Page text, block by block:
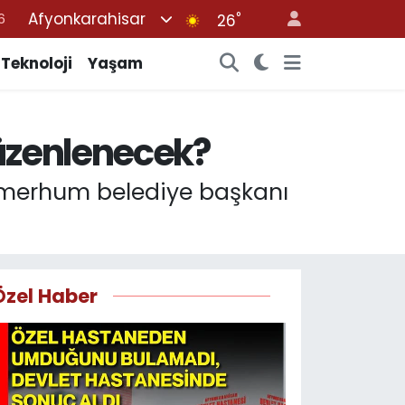
Afyonkarahisar 26°
Teknoloji Yaşam
belediye başkanı
Haber